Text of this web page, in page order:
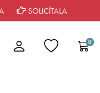
SOLICÍTALA
0